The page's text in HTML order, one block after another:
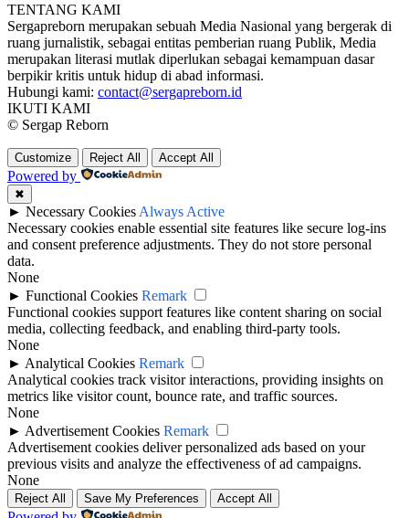
TENTANG KAMI
Sergapreborn merupakan sebuah Media Nasional yang bergerak di
ruang jurnalistik, sebagai entitas pemberian ruang Publik, Media
merupakan literasi mutlak diperlukan sebagai kemampuan dasar
berpikir kritis untuk hidup di abad informasi.
Hubungi kami: contact@sergapreborn.id
IKUTI KAMI
© Sergap Reborn
Customize Reject All Accept All
Powered by
✖
► Necessary Cookies Always Active
Necessary cookies enable essential site features like secure log-ins
and consent preference adjustments. They do not store personal
data.
None
► Functional Cookies Remark
Functional cookies support features like content sharing on social
media, collecting feedback, and enabling third-party tools.
None
► Analytical Cookies Remark
Analytical cookies track visitor interactions, providing insights on
metrics like visitor count, bounce rate, and traffic sources.
None
► Advertisement Cookies Remark
Advertisement cookies deliver personalized ads based on your
previous visits and analyze the effectiveness of ad campaigns.
None
Reject All Save My Preferences Accept All